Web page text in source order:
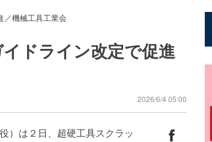
／機械工具工業会
ドライン改定で促進
2026/6/4 05:00
）は２日、超硬工具スクラッ